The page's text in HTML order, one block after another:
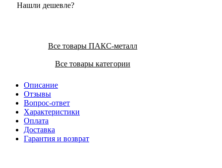
Нашли дешевле?
Все товары ПАКС-металл
Все товары категории
Описание
Отзывы
Вопрос-ответ
Характеристики
Оплата
Доставка
Гарантия и возврат